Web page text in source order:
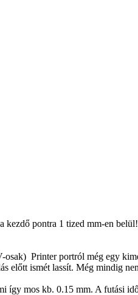
pontra 1 tized mm-en
Printer portról még egy
előtt ismét lassít. Még mindig
így mos kb. 0.15 mm. A futási